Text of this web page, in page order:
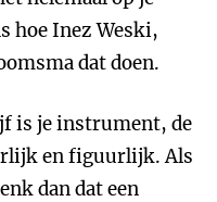
hoe Inez Weski,
dat doen.
is je instrument, de
en figuurlijk. Als
dan dat een